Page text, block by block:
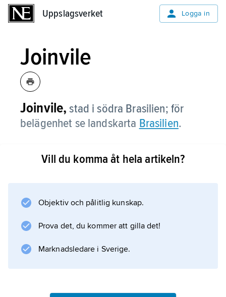
Uppslagsverket Logga in
Joinvile
Joinvile, stad i södra Brasilien; för
belägenhet se landskarta Brasilien.
Vill du komma åt hela artikeln?
Objektiv och pålitlig kunskap.
Prova det, du kommer att gilla det!
Marknadsledare i Sverige.